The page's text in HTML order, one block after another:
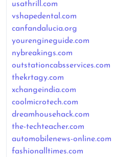
usathrill.com
vshapedental.com
canfandalucia.org
yourengineguide.com
nybreakings.com
outstationcabsservices.com
thekrtagy.com
xchangeindia.com
coolmicrotech.com
dreamhousehack.com
the-techteacher.com
automobilenews-online.com
fashionalltimes.com